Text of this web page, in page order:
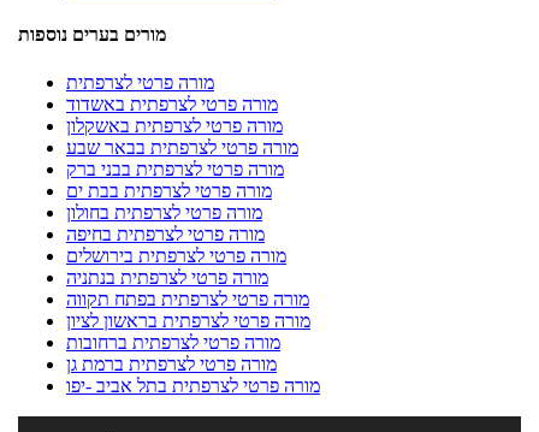
מורים בערים נוספות
מורה פרטי לצרפתית
מורה פרטי לצרפתית באשדוד
מורה פרטי לצרפתית באשקלון
מורה פרטי לצרפתית בבאר שבע
מורה פרטי לצרפתית בבני ברק
מורה פרטי לצרפתית בבת ים
מורה פרטי לצרפתית בחולון
מורה פרטי לצרפתית בחיפה
מורה פרטי לצרפתית בירושלים
מורה פרטי לצרפתית בנתניה
מורה פרטי לצרפתית בפתח תקווה
מורה פרטי לצרפתית בראשון לציון
מורה פרטי לצרפתית ברחובות
מורה פרטי לצרפתית ברמת גן
מורה פרטי לצרפתית בתל אביב -יפו